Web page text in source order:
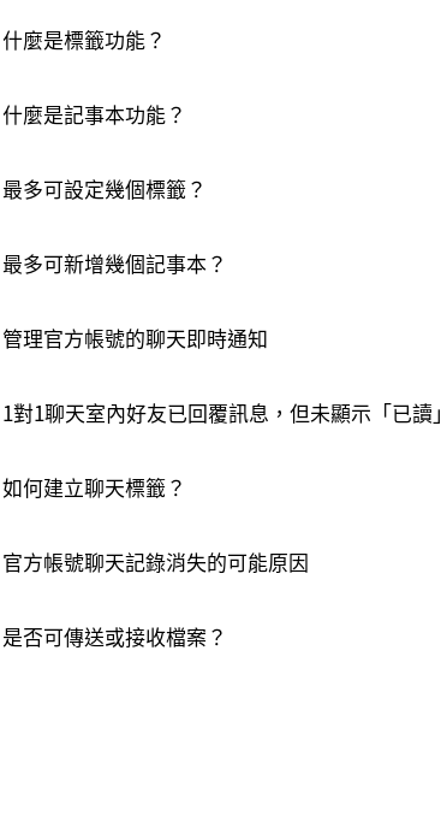
什麼是標籤功能？
什麼是記事本功能？
最多可設定幾個標籤？
最多可新增幾個記事本？
管理官方帳號的聊天即時通知
1對1聊天室內好友已回覆訊息，但未顯示「已讀」
如何建立聊天標籤？
官方帳號聊天記錄消失的可能原因
是否可傳送或接收檔案？